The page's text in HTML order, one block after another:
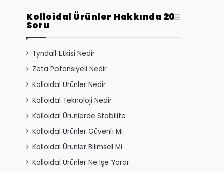
Kolloidal Ürünler Hakkında 20
Soru
Tyndall Etkisi Nedir
Zeta Potansiyeli Nedir
Kolloidal Ürünler Nedir
Kolloidal Teknoloji Nedir
Kolloidal Ürünlerde Stabilite
Kolloidal Ürünler Güvenli Mi
Kolloidal Ürünler Bilimsel Mi
Kolloidal Ürünler Ne İşe Yarar